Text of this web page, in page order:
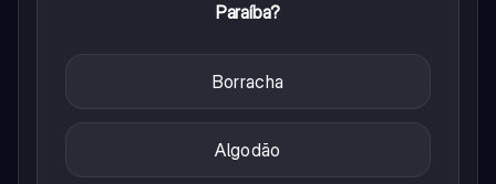
Paraíba?
Borracha
Algodão